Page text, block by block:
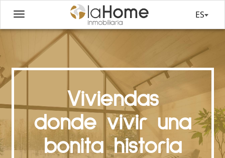
ES
Viviendas
donde vivir una
bonita historia